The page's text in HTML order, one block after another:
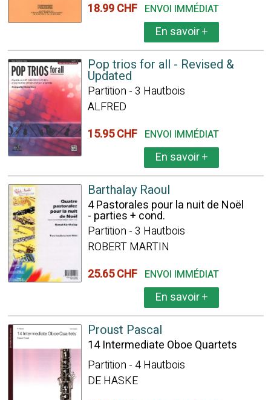
18.99 CHF ENVOI IMMÉDIAT
En savoir+
Pop trios for all - Revised &
Updated
Partition - 3 Hautbois
ALFRED
15.95 CHF ENVOI IMMÉDIAT
En savoir+
Barthalay Raoul
4 Pastorales pour la nuit de Noël
- parties + cond.
Partition - 3 Hautbois
ROBERT MARTIN
25.65 CHF ENVOI IMMÉDIAT
En savoir+
Proust Pascal
14 Intermediate Oboe Quartets
Partition - 4 Hautbois
DE HASKE